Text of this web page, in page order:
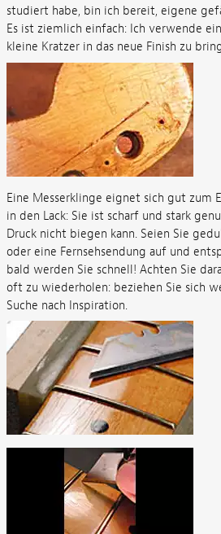
studiert habe, bin ich bereit, eigene
Es ist ziemlich einfach: Ich verwende
kleine Kratzer in das neue Finish zu
Eine Messerklinge eignet sich gut zum
in den Lack: Sie ist scharf und stark
Druck nicht biegen kann. Seien Sie
oder eine Fernsehsendung auf und
bald werden Sie schnell! Achten Sie
oft zu wiederholen: beziehen Sie sich
Suche nach Inspiration.